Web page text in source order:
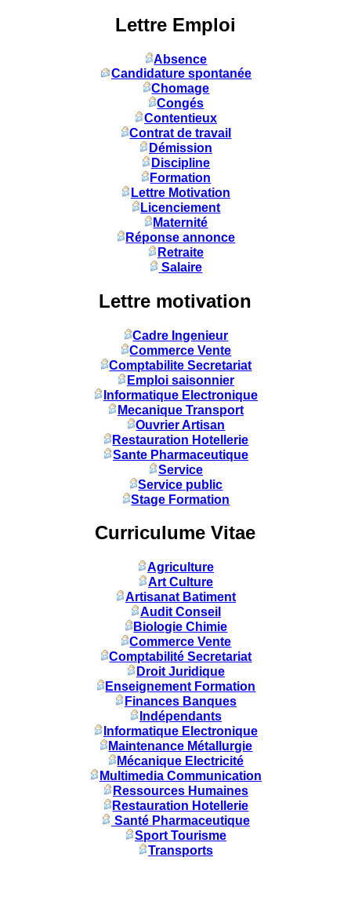
Lettre Emploi
Absence
Candidature spontanée
Chomage
Congés
Contentieux
Contrat de travail
Démission
Discipline
Formation
Lettre Motivation
Licenciement
Maternité
Réponse annonce
Retraite
Salaire
Lettre motivation
Cadre Ingenieur
Commerce Vente
Comptabilite Secretariat
Emploi saisonnier
Informatique Electronique
Mecanique Transport
Ouvrier Artisan
Restauration Hotellerie
Sante Pharmaceutique
Service
Service public
Stage Formation
Curriculume Vitae
Agriculture
Art Culture
Artisanat Batiment
Audit Conseil
Biologie Chimie
Commerce Vente
Comptabilité Secretariat
Droit Juridique
Enseignement Formation
Finances Banques
Indépendants
Informatique Electronique
Maintenance Métallurgie
Mécanique Electricité
Multimedia Communication
Ressources Humaines
Restauration Hotellerie
Santé Pharmaceutique
Sport Tourisme
Transports